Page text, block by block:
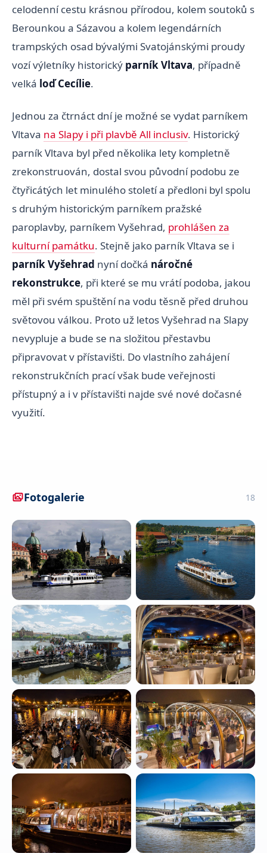
celodenní cestu krásnou přírodou, kolem soutoků s
Berounkou a Sázavou a kolem legendárních
trampských osad bývalými Svatojánskými proudy
vozí výletníky historický parník Vltava, případně
velká loď Cecílie.
Jednou za čtrnáct dní je možné se vydat parníkem
Vltava na Slapy i při plavbě All inclusiv. Historický
parník Vltava byl před několika lety kompletně
zrekonstruován, dostal svou původní podobu ze
čtyřicátých let minulého století a předloni byl spolu
s druhým historickým parníkem pražské
paroplavby, parníkem Vyšehrad, prohlášen za
kulturní památku. Stejně jako parník Vltava se i
parník Vyšehrad nyní dočká náročné
rekonstrukce, při které se mu vrátí podoba, jakou
měl při svém spuštění na vodu těsně před druhou
světovou válkou. Proto už letos Vyšehrad na Slapy
nevypluje a bude se na složitou přestavbu
připravovat v přístavišti. Do vlastního zahájení
rekonstrukčních prací však bude veřejnosti
přístupný a i v přístavišti najde své nové dočasné
využití.
Fotogalerie 18